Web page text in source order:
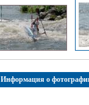
Информация о